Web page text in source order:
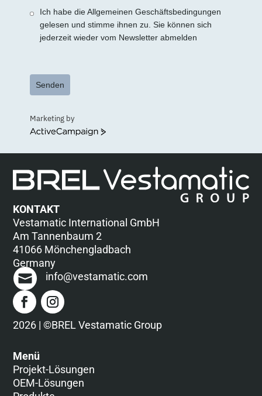
Ich habe die Allgemeinen Geschäftsbedingungen
gelesen und stimme ihnen zu. Sie können sich
jederzeit wieder vom Newsletter abmelden
Senden
Marketing by
ActiveCampaign
KONTAKT
Vestamatic International GmbH
Am Tannenbaum 2
41066 Mönchengladbach
Germany
info@vestamatic.com
2026 | ©BREL Vestamatic Group
Menü
Projekt-Lösungen
OEM-Lösungen